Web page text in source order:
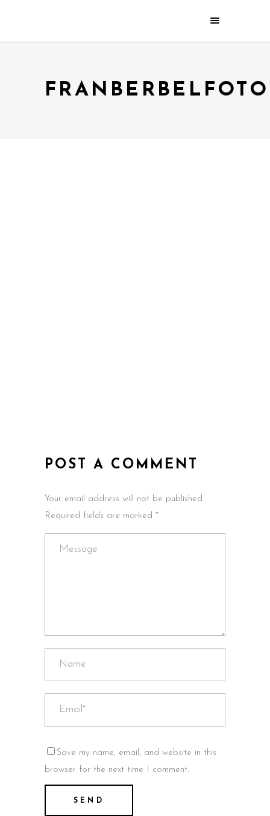
POST A COMMENT
Your email address will not be published.
Required fields are marked *
Save my name, email, and website in this
browser for the next time I comment.